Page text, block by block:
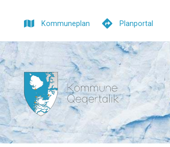
Kommuneplan Planportal